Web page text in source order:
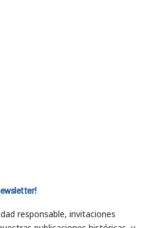
responsable, invitaciones